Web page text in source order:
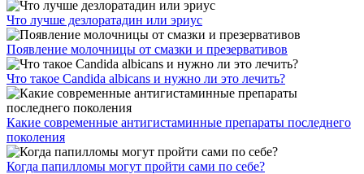
Что лучше дезлоратадин или эриус
Появление молочницы от смазки и презервативов
Что такое Candida albicans и нужно ли это лечить?
Какие современные антигистаминные препараты последнего
поколения
Когда папилломы могут пройти сами по себе?